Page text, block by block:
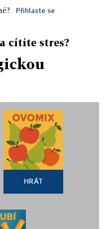
Přihlaste se
cítíte stres?
HRÁT